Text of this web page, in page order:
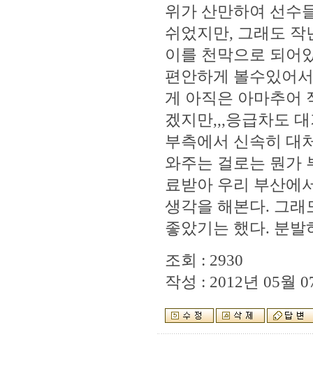
위가 산만하여 선수
쉬었지만, 그래도 작
이를 천막으로 되어
편안하게 볼수있어
게 아직은 아마추어
겠지만,,,응급차도
부측에서 신속히 대
와주는 걸로는 뭔가
료받아 우리 부산에
생각을 해본다. 그래
좋았기는 했다. 분발
조회 : 2930
작성 : 2012년 05월